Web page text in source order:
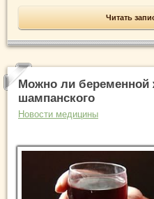
Читать
Можно ли
шампанского
Новости медицины